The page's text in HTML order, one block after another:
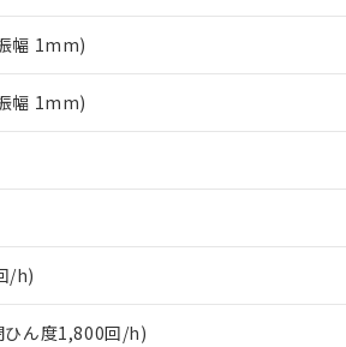
幅 1mm)
幅 1mm)
/h)
ん度1,800回/h)